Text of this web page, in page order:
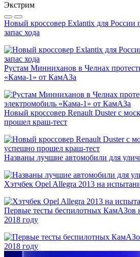
Экстрим
Новый кроссовер Exlantix для России
запас хода
Рустам Минниханов в Челнах
«Кама-1» от КамАЗа
Новый кроссовер Renault Duster с
прошел краш-тест
Названы лучшие автомобили для
Хэтчбек Opel Allegra 2013 на
Первые тесты беспилотных КамАЗов
2018 году